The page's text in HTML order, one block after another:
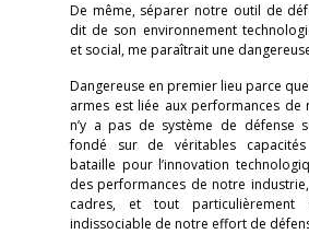
De même, séparer notre outil de
dit de son environnement
et social, me paraîtrait une
Dangereuse en premier lieu parce
armes est liée aux performances de
n’y a pas de système de défense
fondé sur de véritables capacités
bataille pour l’innovation
des performances de notre
cadres, et tout particulièrement
indissociable de notre effort de